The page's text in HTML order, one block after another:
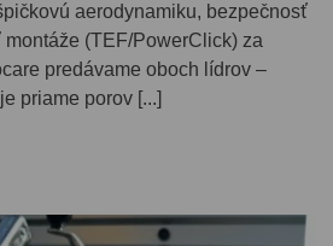
aerodynamiku, bezpečnosť
(TEF/PowerClick) za
predávame oboch lídrov –
priame porov [...]